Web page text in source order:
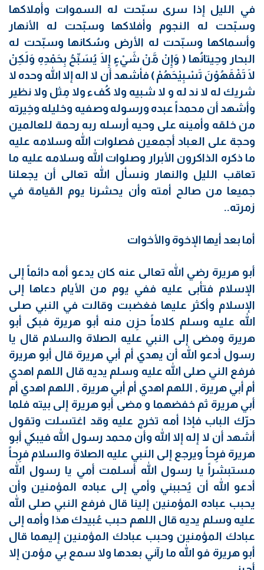
في الليل إذا سرى سبّحت له السموات وأملاكها
وسبّحت له النجوم وأفلاكها وسبّحت له الأنهار
وأسماكها وسبّحت له الأرض وسُكانها وسبّحت له
البحار وحِيتانُها ( وَإِنْ مَّنْ شَيْءٍ إِلَا يُسَبِّحُ بِحَمْدِهِ وَلَكِنْ
لَا تَفْقَهُوْنَ تَسْبِيْحَهُمْ ) فأشهد أن لا اله إلا الله وحده لا
شريك له لا ند له و لا شبيه ولا كُفء ولا مِثل ولا نظير
وأشهد أن محمداً عبده ورسوله وصفيه وخليله وخِيرته
من خلقه وأمينه على وحيه أرسله ربه رحمة للعالمين
وحجة على العباد أجمعين فصلوات الله وسلامه عليه
ما ذكره الذاكرون الأبرار وصلوات الله وسلامه عليه ما
تعاقب الليل والنهار ونسأل الله تعالى أن يجعلنا
جميعا من صالح أمته وأن يحشرنا يوم القيامة في
زمرته..
أما بعد أيها الإخوة والأخوات
أبو هريرة رضي الله تعالى عنه كان يدعو أمه دائماً إلى
الإسلام فتأبى عليه ففي يوم من الأيام دعاها إلى
الإسلام وأكثر عليها فغضبت وقالت في النبي صلى
الله عليه وسلم كلاماً حزِن منه أبو هريرة فبكى أبو
هريرة ومضى إلى النبي عليه الصلاة والسلام قال يا
رسول أدعو الله أن يهدي أم أبي هريرة قال أبو هريرة
فرفع الني صلى الله عليه وسلم يديه قال اللهم اهدي
أم أبي هريرة , اللهم اهدي أم أبي هريرة , اللهم اهدي أم
أبي هريرة ثم خفضهما و مضى أبو هريرة إلى بيته فلما
حرّك الباب فإذا أمه تخرج عليه وقد اغتسلت وتقول
أشهد أن لا إله إلا الله وأن محمد رسول الله فيبكي أبو
هريرة فرِحاً ويرجع إلى النبي عليه الصلاة والسلام فرِحاً
مستبشراً يا رسول الله أسلمت أمي يا رسول الله
أدعو الله أن يُحببني وأمي إلى عباده المؤمنين وأن
يحبب عباده المؤمنين إلينا قال فرفع النبي صلى الله
عليه وسلم يديه قال اللهم حبب عُبيدك هذا وأمه إلى
عبادك المؤمنين وحبب عبادك المؤمنين إليهما قال
أبو هريرة فو الله ما رآني بعدها ولا سمع بي مؤمن إلا